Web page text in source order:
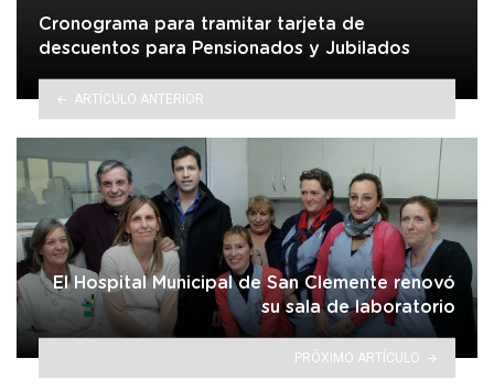
Cronograma para tramitar tarjeta de
descuentos para Pensionados y Jubilados
ARTÍCULO ANTERIOR
El Hospital Municipal de San Clemente renovó
su sala de laboratorio
PRÓXIMO ARTÍCULO